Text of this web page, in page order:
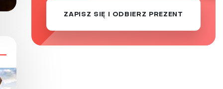
ZAPISZ SIĘ I ODBIERZ PREZENT